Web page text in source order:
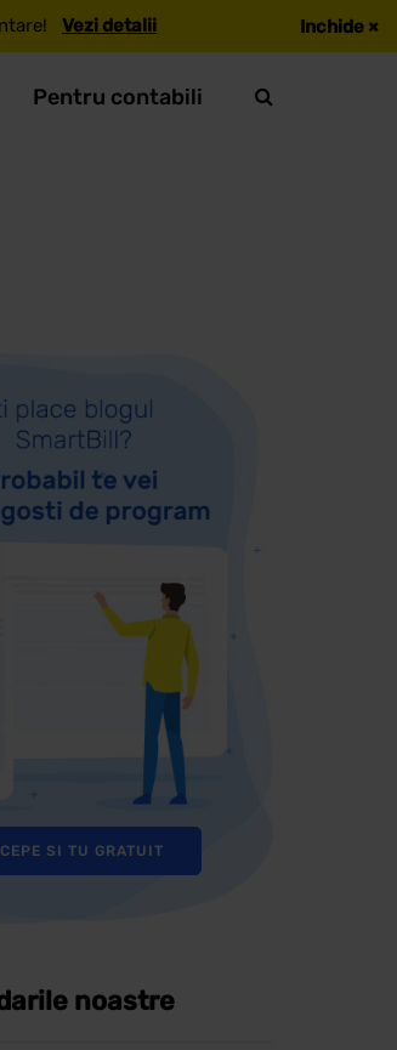
Vezi detalii Inchide ×
Pentru contabili
SI TU GRATUIT
noastre